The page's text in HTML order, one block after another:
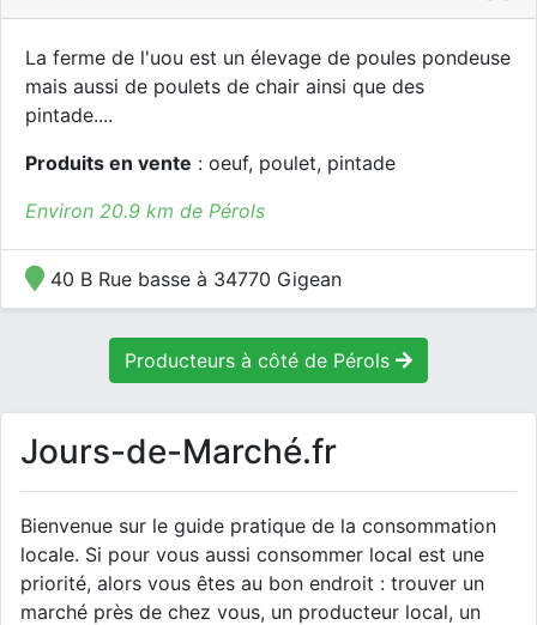
La ferme de l'uou est un élevage de poules pondeuse
mais aussi de poulets de chair ainsi que des
pintade....
Produits en vente : oeuf, poulet, pintade
Environ 20.9 km de Pérols
40 B Rue basse à 34770 Gigean
Producteurs à côté de Pérols
Jours-de-Marché.fr
Bienvenue sur le guide pratique de la consommation
locale. Si pour vous aussi consommer local est une
priorité, alors vous êtes au bon endroit : trouver un
marché près de chez vous, un producteur local, un